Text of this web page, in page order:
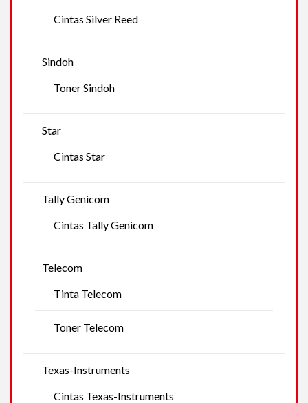
Cintas Silver Reed
Sindoh
Toner Sindoh
Star
Cintas Star
Tally Genicom
Cintas Tally Genicom
Telecom
Tinta Telecom
Toner Telecom
Texas-Instruments
Cintas Texas-Instruments